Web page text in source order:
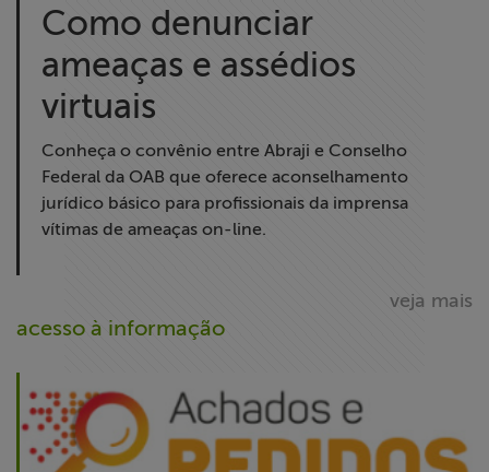
Como denunciar
ameaças e assédios
virtuais
Conheça o convênio entre Abraji e Conselho
Federal da OAB que oferece aconselhamento
jurídico básico para profissionais da imprensa
vítimas de ameaças on-line.
veja mais
acesso à informação